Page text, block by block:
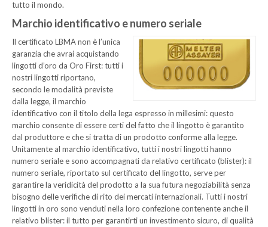
tutto il mondo.
Marchio identificativo e numero seriale
Il certificato LBMA non è l’unica
garanzia che avrai acquistando
lingotti d’oro da Oro First: tutti i
nostri lingotti riportano,
secondo le modalità previste
dalla legge, il marchio
identificativo con il titolo della lega espresso in millesimi: questo
marchio consente di essere certi del fatto che il lingotto è garantito
dal produttore e che si tratta di un prodotto conforme alla legge.
Unitamente al marchio identificativo, tutti i nostri lingotti hanno
numero seriale e sono accompagnati da relativo certificato (blister): il
numero seriale, riportato sul certificato del lingotto, serve per
garantire la veridicità del prodotto a la sua futura negoziabilità senza
bisogno delle verifiche di rito dei mercati internazionali. Tutti i nostri
lingotti in oro sono venduti nella loro confezione contenente anche il
relativo blister: il tutto per garantirti un investimento sicuro, di qualità